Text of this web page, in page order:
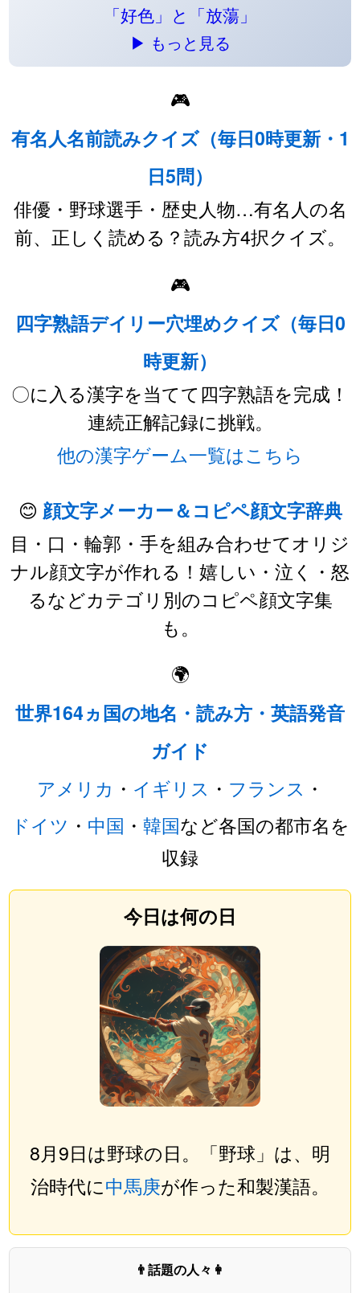
「好色」と「放蕩」
▶ もっと見る
🎮
有名人名前読みクイズ（毎日0時更新・1
日5問）
俳優・野球選手・歴史人物…有名人の名
前、正しく読める？読み方4択クイズ。
🎮
四字熟語デイリー穴埋めクイズ（毎日0
時更新）
〇に入る漢字を当てて四字熟語を完成！
連続正解記録に挑戦。
他の漢字ゲーム一覧はこちら
😊 顔文字メーカー＆コピペ顔文字辞典
目・口・輪郭・手を組み合わせてオリジ
ナル顔文字が作れる！嬉しい・泣く・怒
るなどカテゴリ別のコピペ顔文字集
も。
🌍
世界164ヵ国の地名・読み方・英語発音
ガイド
アメリカ ・ イギリス ・ フランス ・
ドイツ ・ 中国 ・ 韓国など各国の都市名を
収録
今日は何の日
8月9日は野球の日。「野球」は、明
治時代に中馬庚が作った和製漢語。
👨話題の人々👩